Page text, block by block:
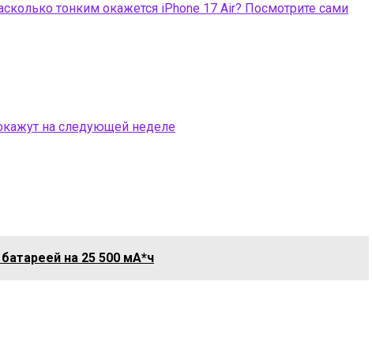
тонким окажется iPhone 17 Air? Посмотрите сами
на следующей неделе
на 25 500 мА*ч